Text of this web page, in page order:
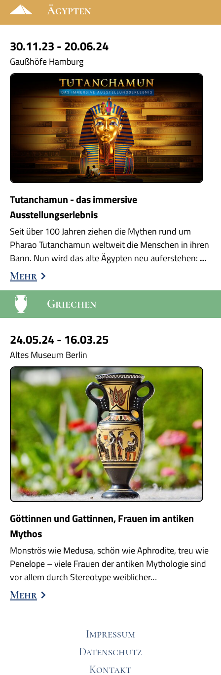
Ägypten
30.11.23 - 20.06.24
Gaußhöfe Hamburg
Tutanchamun - das immersive
Ausstellungserlebnis
Seit über 100 Jahren ziehen die Mythen rund um
Pharao Tutanchamun weltweit die Menschen in ihren
Bann. Nun wird das alte Ägypten neu auferstehen: …
Mehr
Griechen
24.05.24 - 16.03.25
Altes Museum Berlin
Göttinnen und Gattinnen, Frauen im antiken
Mythos
Monströs wie Medusa, schön wie Aphrodite, treu wie
Penelope – viele Frauen der antiken Mythologie sind
vor allem durch Stereotype weiblicher…
Mehr
Impressum
Datenschutz
Kontakt